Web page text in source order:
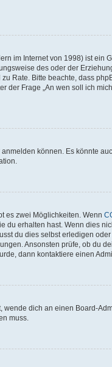
im Internet von 1998) ist ein
des oder der
Rate. Bitte beachte, dass
der Frage „An wen soll ich
können. Es könnte
es zwei Möglichkeiten. Wenn
erhalten hast. Wenn dies
du dies selbst erledigen
Ansonsten prüfe, ob du
dann kontaktiere einen
dich an einen Board-
muss.